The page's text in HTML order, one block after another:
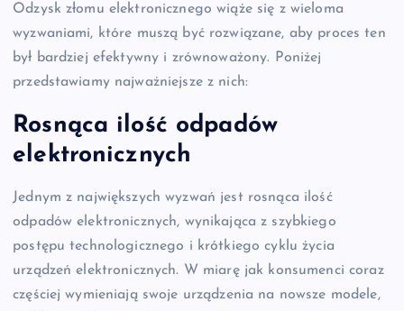
Odzysk złomu elektronicznego wiąże się z wieloma
wyzwaniami, które muszą być rozwiązane, aby proces ten
był bardziej efektywny i zrównoważony. Poniżej
przedstawiamy najważniejsze z nich:
Rosnąca ilość odpadów
elektronicznych
Jednym z największych wyzwań jest rosnąca ilość
odpadów elektronicznych, wynikająca z szybkiego
postępu technologicznego i krótkiego cyklu życia
urządzeń elektronicznych. W miarę jak konsumenci coraz
częściej wymieniają swoje urządzenia na nowsze modele,